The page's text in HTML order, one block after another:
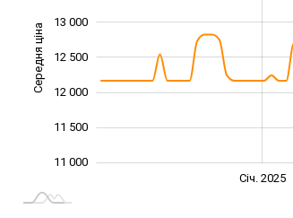
Середня ціна 11 000
11 000
11 500
12 000
12 500
13 000
Січ. 2025